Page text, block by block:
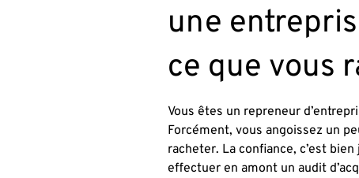
une
ce que vous
Vous êtes un repreneur
Forcément, vous angoissez un
racheter. La confiance, c’est
effectuer en amont un audit